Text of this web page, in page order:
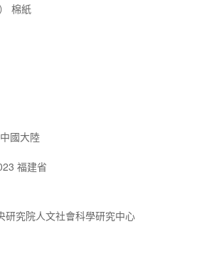
棉紙
國大陸
福建省
研究院人文社會科學研究中心